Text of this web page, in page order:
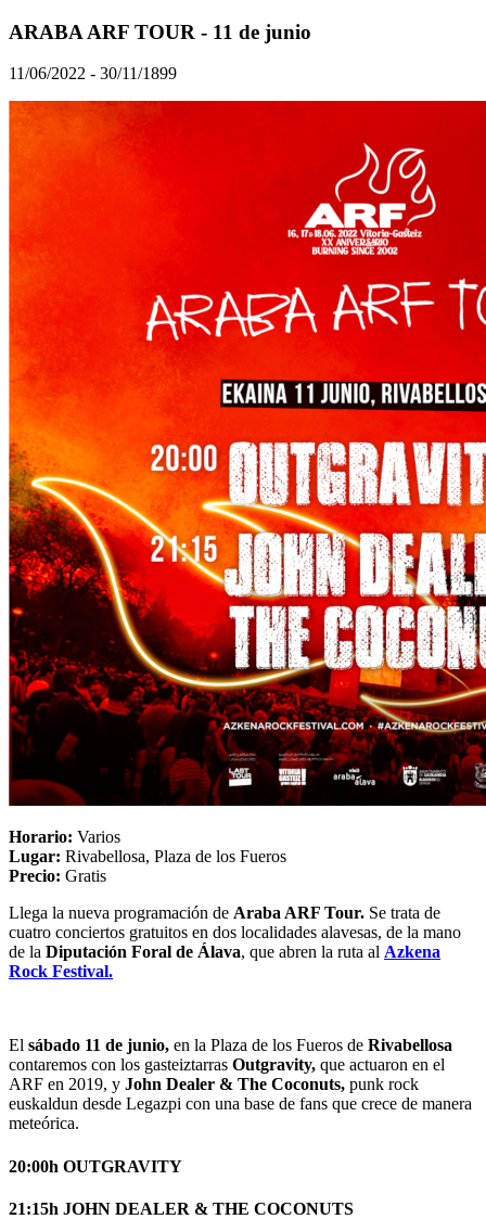
ARABA ARF TOUR - 11 de junio
11/06/2022 - 30/11/1899
Horario: Varios
Lugar: Rivabellosa, Plaza de los Fueros
Precio: Gratis
Llega la nueva programación de Araba ARF Tour. Se trata de
cuatro conciertos gratuitos en dos localidades alavesas, de la mano
de la Diputación Foral de Álava, que abren la ruta al Azkena
Rock Festival.
El sábado 11 de junio, en la Plaza de los Fueros de Rivabellosa
contaremos con los gasteiztarras Outgravity, que actuaron en el
ARF en 2019, y John Dealer & The Coconuts, punk rock
euskaldun desde Legazpi con una base de fans que crece de manera
meteórica.
20:00h OUTGRAVITY
21:15h JOHN DEALER & THE COCONUTS